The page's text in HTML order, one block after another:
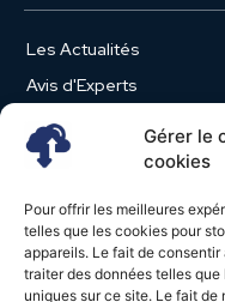
Gérer le
cookies
Pour offrir les meilleures
telles que les cookies pour
appareils. Le fait de
traiter des données telles
uniques sur ce site. Le fait de
Les Actualités
Avis d'Experts
Produits et Services
Vie d'entreprise
Nominations
Études